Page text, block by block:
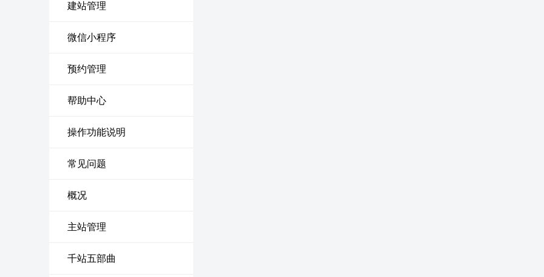
建站管理
微信小程序
预约管理
帮助中心
操作功能说明
常见问题
概况
主站管理
千站五部曲